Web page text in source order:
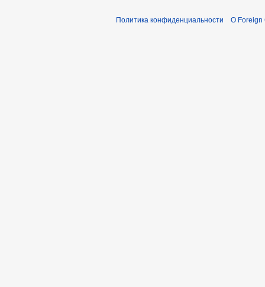
Политика конфиденциальности О Foreign